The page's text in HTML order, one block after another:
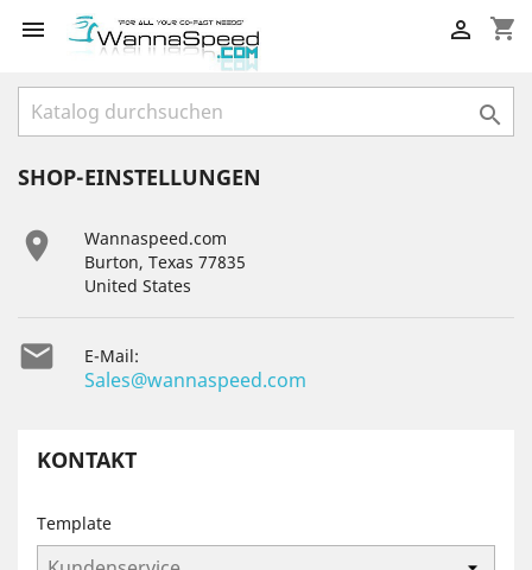
 shopping_cart


SHOP-EINSTELLUNGEN

Wannaspeed.com
Burton, Texas 77835
United States
 E-Mail:
Sales@wannaspeed.com
KONTAKT
Template